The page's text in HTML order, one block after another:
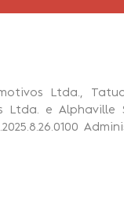
Ltda.,
Ltda. e Alphaville